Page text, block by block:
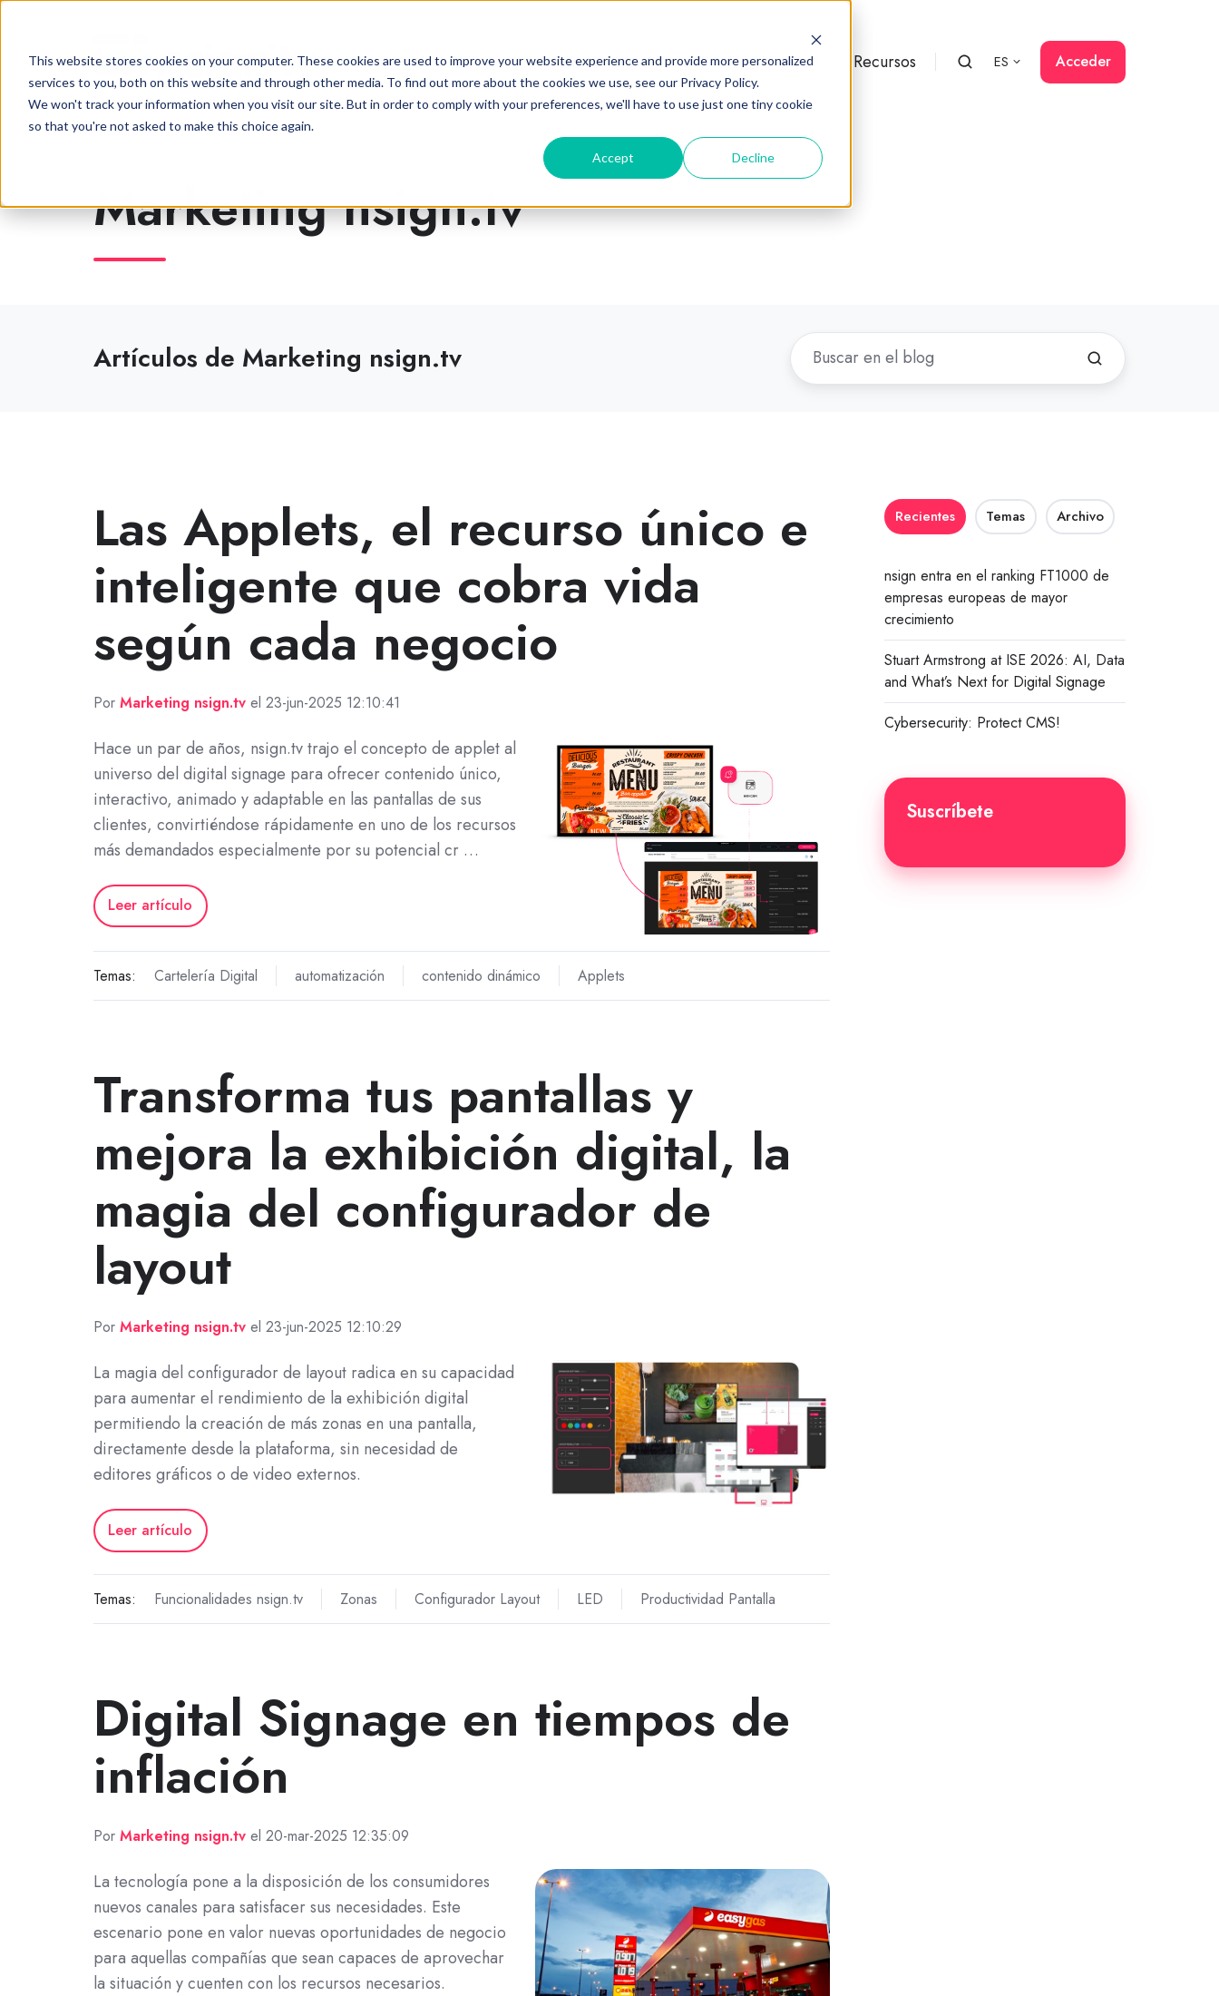
This website stores cookies on your computer. These cookies are used to improve your website experience and provide more personalized
services to you, both on this website and through other media. To find out more about the cookies we use, see our Privacy Policy.
We won't track your information when you visit our site. But in order to comply with your preferences, we'll have to use just one tiny cookie
so that you're not asked to make this choice again.
Accept Decline
Industrias Plataforma Partners Recursos ES Acceder
Marketing nsign.tv
Artículos de Marketing nsign.tv
Las Applets, el recurso único e
inteligente que cobra vida
según cada negocio
Por Marketing nsign.tv el 23-jun-2025 12:10:41
Hace un par de años, nsign.tv trajo el concepto de applet al
universo del digital signage para ofrecer contenido único,
interactivo, animado y adaptable en las pantallas de sus
clientes, convirtiéndose rápidamente en uno de los recursos
más demandados especialmente por su potencial cr …
Leer artículo
Temas: Cartelería Digital automatización contenido dinámico Applets
Transforma tus pantallas y
mejora la exhibición digital, la
magia del configurador de
layout
Por Marketing nsign.tv el 23-jun-2025 12:10:29
La magia del configurador de layout radica en su capacidad
para aumentar el rendimiento de la exhibición digital
permitiendo la creación de más zonas en una pantalla,
directamente desde la plataforma, sin necesidad de
editores gráficos o de video externos.
Leer artículo
Temas: Funcionalidades nsign.tv Zonas Configurador Layout LED Productividad Pantalla
Digital Signage en tiempos de
inflación
Por Marketing nsign.tv el 20-mar-2025 12:35:09
La tecnología pone a la disposición de los consumidores
nuevos canales para satisfacer sus necesidades. Este
escenario pone en valor nuevas oportunidades de negocio
para aquellas compañías que sean capaces de aprovechar
la situación y cuenten con los recursos necesarios.
Recientes Temas Archivo
nsign entra en el ranking FT1000 de
empresas europeas de mayor
crecimiento
Stuart Armstrong at ISE 2026: AI, Data
and What’s Next for Digital Signage
Cybersecurity: Protect CMS!
Suscríbete